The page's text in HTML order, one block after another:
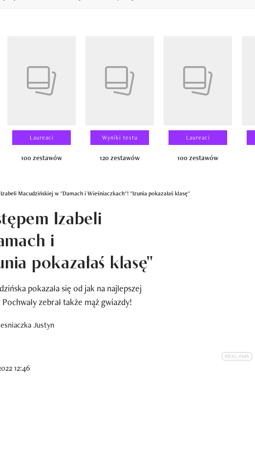
Laureaci
100 zestawów
Wyniki testu
120 zestawów
Laureaci
100 zestawów
Macudzińskiej w "Damach i Wieśniaczkach"! "Izunia pokazałaś klasę"
Izabeli
i
pokazałaś klasę"
pokazała się od jak na najlepszej
zebrał także mąż gwiazdy!
12:46